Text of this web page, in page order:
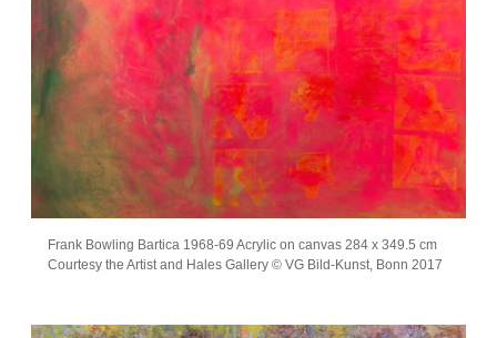
Frank Bowling Bartica 1968-69 Acrylic on canvas 284 x 349.5 cm
Courtesy the Artist and Hales Gallery © VG Bild-Kunst, Bonn 2017